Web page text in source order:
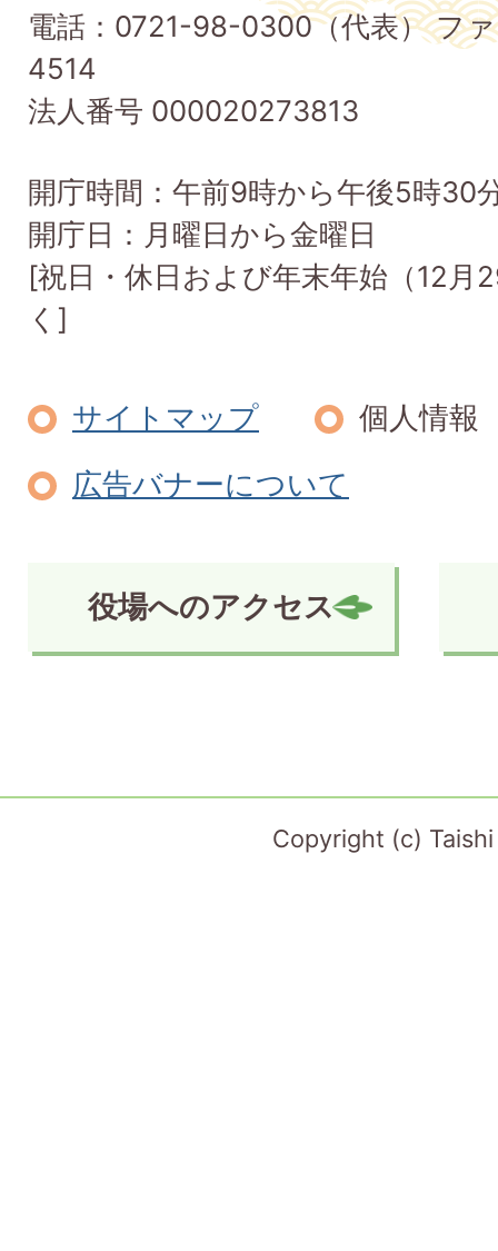
Taishi
Town
電話：0721-98-0300（代表） フ
4514
法人番号 000020273813
開庁時間：午前9時から午後5時30
開庁日：月曜日から金曜日
[祝日・休日および年末年始（12月
く]
サイトマップ
個人情報
広告バナーについて
役場へのアクセス
Copyright (c)